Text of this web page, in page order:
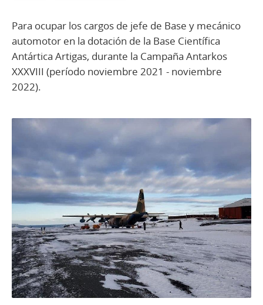
Para ocupar los cargos de jefe de Base y mecánico
automotor en la dotación de la Base Científica
Antártica Artigas, durante la Campaña Antarkos
XXXVIII (período noviembre 2021 - noviembre
2022).